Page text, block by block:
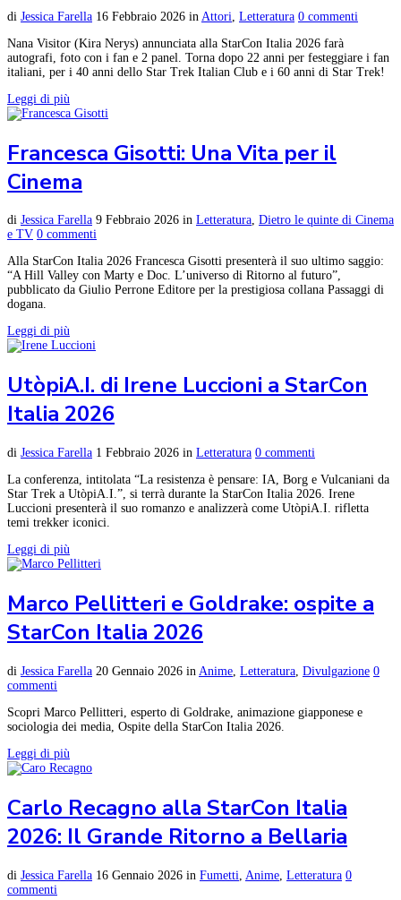
di Jessica Farella 16 Febbraio 2026 in Attori Letteratura 0 commenti
Nana Visitor (Kira Nerys) annunciata alla StarCon Italia 2026 farà
autografi, foto con i fan e 2 panel. Torna dopo 22 anni per festeggiare i fan
italiani, per i 40 anni dello Star Trek Italian Club e i 60 anni di Star Trek!
Leggi di più
Francesca Gisotti: Una Vita per il
Cinema
di Jessica Farella 9 Febbraio 2026 in Letteratura, Dietro le quinte di Cinema
e TV 0 commenti
Alla StarCon Italia 2026 Francesca Gisotti presenterà il suo ultimo saggio:
“A Hill Valley con Marty e Doc. L’universo di Ritorno al futuro”,
pubblicato da Giulio Perrone Editore per la prestigiosa collana Passaggi di
dogana.
Leggi di più
UtòpiA.I. di Irene Luccioni a StarCon
Italia 2026
di Jessica Farella 1 Febbraio 2026 in Letteratura 0 commenti
La conferenza, intitolata “La resistenza è pensare: IA, Borg e Vulcaniani da
Star Trek a UtòpiA.I.”, si terrà durante la StarCon Italia 2026. Irene
Luccioni presenterà il suo romanzo e analizzerà come UtòpiA.I. rifletta
temi trekker iconici.
Leggi di più
Marco Pellitteri e Goldrake: ospite a
StarCon Italia 2026
di Jessica Farella 20 Gennaio 2026 in Anime, Letteratura, Divulgazione 0
commenti
Scopri Marco Pellitteri, esperto di Goldrake, animazione giapponese e
sociologia dei media, Ospite della StarCon Italia 2026.
Leggi di più
Carlo Recagno alla StarCon Italia
2026: Il Grande Ritorno a Bellaria
di Jessica Farella 16 Gennaio 2026 in Fumetti Anime Letteratura 0
commenti